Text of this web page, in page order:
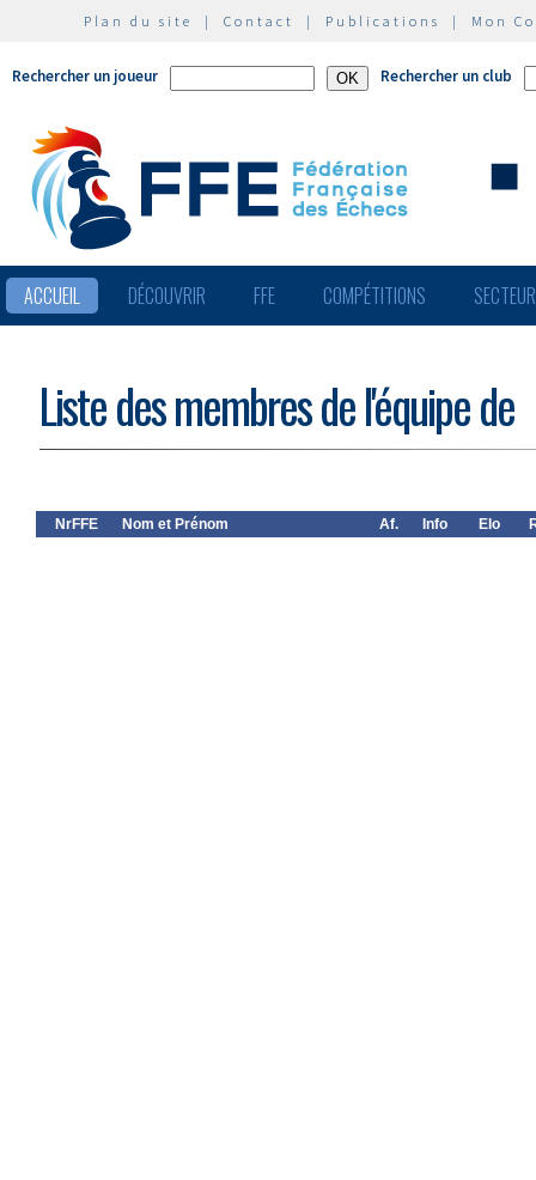
Plan du site | Contact | Publications | Mon
Rechercher un joueur Rechercher un club
ACCUEIL DÉCOUVRIR FFE COMPÉTITIONS
Liste des membres de l'équipe de
NrFFE Nom et Prénom Af. Info Elo